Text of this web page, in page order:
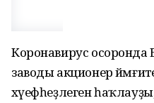
Коронавирус
заводы акционер
хәүефһеҙлеген